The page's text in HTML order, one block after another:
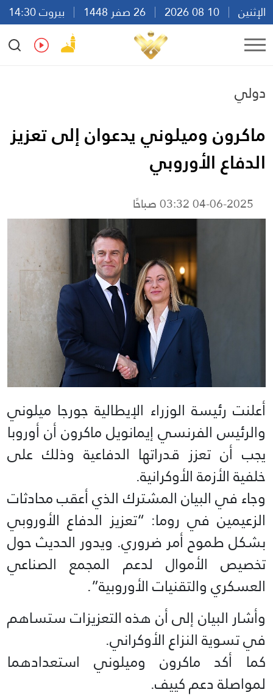
الإثنين
بيروت 14:30
Ar
En Fr Es
دولي
ماكرون وميلوني يدعوان إلى تعزيز
الدفاع الأوروبي
04-06-2025 03:32 صباحًا
أعلنت رئيسة الوزراء الإيطالية جورجا ميلوني
والرئيس الفرنسي إيمانويل ماكرون أن أوروبا
يجب أن تعزز قدراتها الدفاعية وذلك على
خلفية الأزمة الأوكرانية.
وجاء في البيان المشترك الذي أعقب محادثات
الزعيمين في روما: “تعزيز الدفاع الأوروبي
بشكل طموح أمر ضروري. ويدور الحديث حول
تخصيص الأموال لدعم المجمع الصناعي
العسكري والتقنيات الأوروبية”.
وأشار البيان إلى أن هذه التعزيزات ستساهم
في تسوية النزاع الأوكراني.
كما أكد ماكرون وميلوني استعدادهما
لمواصلة دعم كييف.